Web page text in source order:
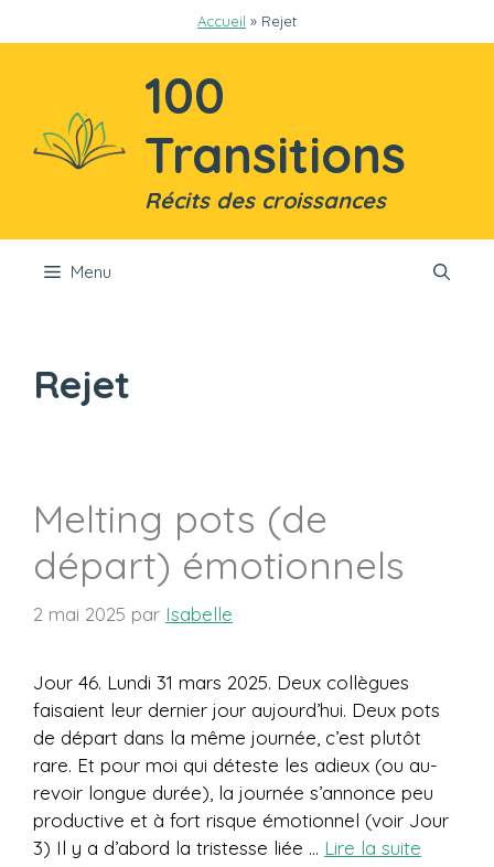
au
Accueil » Rejet
100
Transitions
Récits des croissances
Menu
Rejet
Melting pots (de
départ) émotionnels
2 mai 2025 par Isabelle
Jour 46. Lundi 31 mars 2025. Deux collègues
faisaient leur dernier jour aujourd’hui. Deux pots
de départ dans la même journée, c’est plutôt
rare. Et pour moi qui déteste les adieux (ou au-
revoir longue durée), la journée s’annonce peu
productive et à fort risque émotionnel (voir Jour
3) Il y a d’abord la tristesse liée … Lire la suite